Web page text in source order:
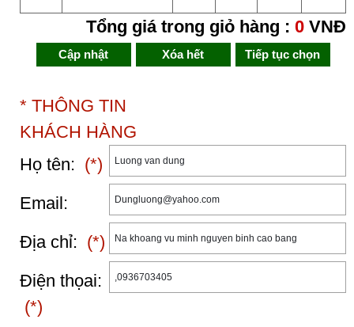
Tổng giá trong giỏ hàng : 0 VNĐ
* THÔNG TIN
KHÁCH HÀNG
Họ tên: (*)
Email:
Địa chỉ: (*)
Điện thọai:
(*)